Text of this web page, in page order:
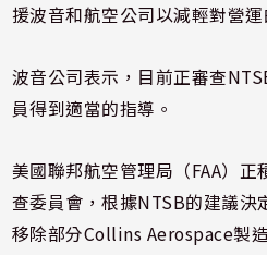
援波音和航空公司以減輕對營運
波音公司表示，目前正審查
員得到適當的指導。
美國聯邦航空管理局（FAA）
查委員會，根據NTSB的建議決
移除部分Collins Aerospace製